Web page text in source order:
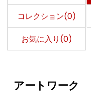
コレクション(0)
お気に入り(0)
アートワーク